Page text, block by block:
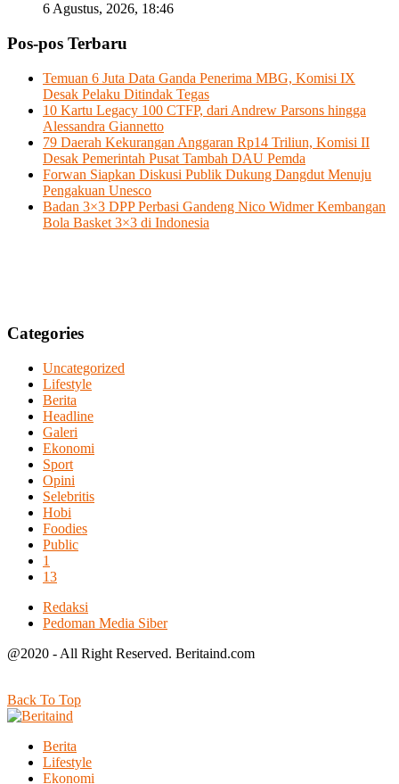
6 Agustus, 2026, 18:46
Pos-pos Terbaru
Temuan 6 Juta Data Ganda Penerima MBG, Komisi IX
Desak Pelaku Ditindak Tegas
10 Kartu Legacy 100 CTFP, dari Andrew Parsons hingga
Alessandra Giannetto
79 Daerah Kekurangan Anggaran Rp14 Triliun, Komisi II
Desak Pemerintah Pusat Tambah DAU Pemda
Forwan Siapkan Diskusi Publik Dukung Dangdut Menuju
Pengakuan Unesco
Badan 3×3 DPP Perbasi Gandeng Nico Widmer Kembangan
Bola Basket 3×3 di Indonesia
Categories
Uncategorized
Lifestyle
Berita
Headline
Galeri
Ekonomi
Sport
Opini
Selebritis
Hobi
Foodies
Public
1
13
Redaksi
Pedoman Media Siber
@2020 - All Right Reserved. Beritaind.com
Back To Top
Berita
Lifestyle
Ekonomi